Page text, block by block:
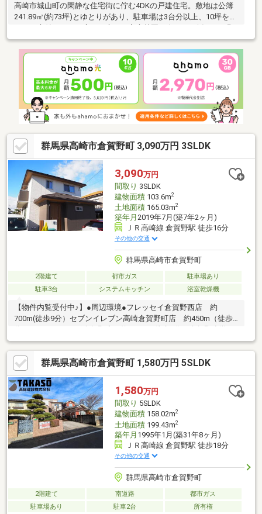
高崎市城山町の閑静な住宅街に佇む4DKの戸建住宅。敷地は公簿
241.89㎡(約73坪)とゆとりがあり、駐車場は3台分以上、10坪を超
菜のある暮らしが叶います。2面採光で、主要採光面は南向き。明
るく風通しの良い住空間が魅力です。城山小学校まで153m(徒歩2
分)、城山中央公園まで114mと、お子様の通学・遊び場環境も良
好。現況空家のため、お気軽にご内覧いただけます。
群馬県高崎市倉賀野町 3,090万円 3SLDK
3,090万円
間取り 3SLDK
建物面積103.6m2
土地面積165.03m2
築年月 2019年7月(築7年2ヶ月)
ＪＲ高崎線 倉賀野駅 徒歩16分
その他の交通
群馬県高崎市倉賀野町
2階建て 都市ガス
駐車場あり
駐車3台
システムキッチン 浴室乾燥機
【物件内覧受付中♪】●周辺環境●フレッセイ倉賀野西店 約
700m(徒歩9分）セブンイレブン高崎倉賀野町店 約450m（徒歩7
校 約1000m（徒歩13分）倉賀野中学校 約1000m（徒歩13分）
●ライター おすすめPOINT！●人気の倉賀野町エリア！大和ハウス
工業施工のデザイン住宅♪太陽光発電システム、蓄電池、エネファ
ーム搭載でランニングコストもエコに抑えられる設備充実の住
宅！スーパー等の商業施設まで徒歩10分圏内で生活の便も良好で
す！物件に関する詳細等は「不動産エージェント」まで気軽にお
問い合わせください。
群馬県高崎市倉賀野町 1,580万円 5SLDK
1,580万円
間取り 5SLDK
建物面積158.02m2
土地面積199.43m2
築年月 1995年1月(築31年8ヶ月)
ＪＲ高崎線 倉賀野駅 徒歩18分
その他の交通
群馬県高崎市倉賀野町
2階建て 南道路
都市ガス
駐車場あり
駐車2台 所有権